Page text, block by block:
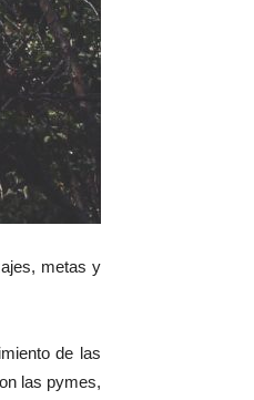
metas y
de las
las pymes,